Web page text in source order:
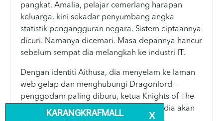
pangkat. Amalia, pelajar cemerlang harapan
keluarga, kini sekadar penyumbang angka
statistik pengangguran negara. Sistem ciptaannya
dicuri. Namanya dicemari. Masa depannya hancur
sebelum sempat dia melangkah ke industri IT.
Dengan identiti Aithusa, dia menyelam ke laman
web gelap dan menghubungi Dragonlord -
penggodam paling diburu, ketua Knights of The
Round Table. Jika dunia membencinya, dia akan